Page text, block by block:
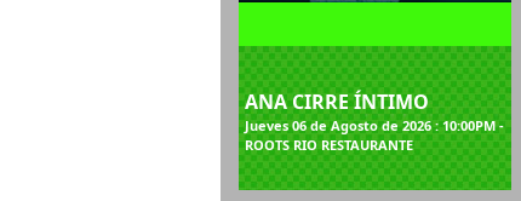
ANA CIRRE ÍNTIMO
Jueves 06 de Agosto de 2026 : 10:00PM -
ROOTS RIO RESTAURANTE